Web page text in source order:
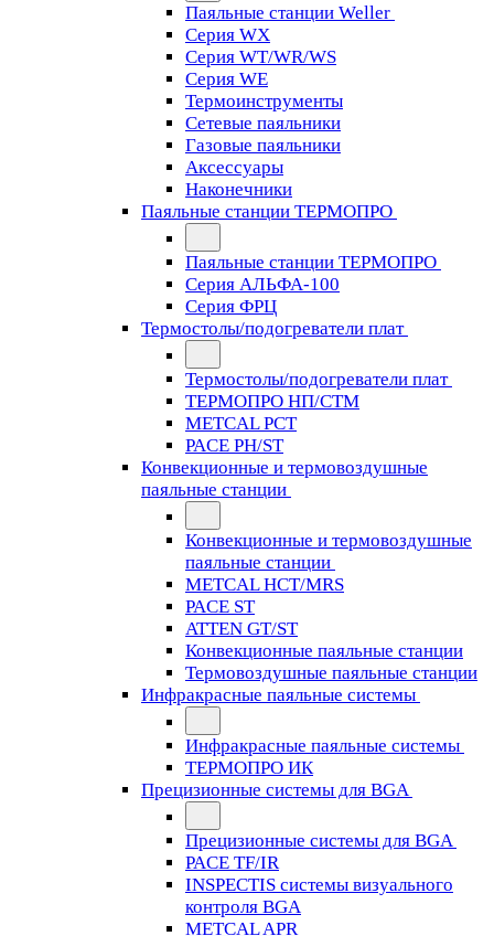
Паяльные станции Weller
Серия WX
Серия WT/WR/WS
Серия WE
Термоинструменты
Сетевые паяльники
Газовые паяльники
Аксессуары
Наконечники
Паяльные станции ТЕРМОПРО
Паяльные станции ТЕРМОПРО
Серия АЛЬФА-100
Серия ФРЦ
Термостолы/подогреватели плат
Термостолы/подогреватели плат
ТЕРМОПРО НП/СТМ
METCAL PCT
PACE PH/ST
Конвекционные и термовоздушные
паяльные станции
Конвекционные и термовоздушные
паяльные станции
METCAL HCT/MRS
PACE ST
ATTEN GT/ST
Конвекционные паяльные станции
Термовоздушные паяльные станции
Инфракрасные паяльные системы
Инфракрасные паяльные системы
ТЕРМОПРО ИК
Прецизионные системы для BGA
Прецизионные системы для BGA
PACE TF/IR
INSPECTIS системы визуального
контроля BGA
METCAL APR